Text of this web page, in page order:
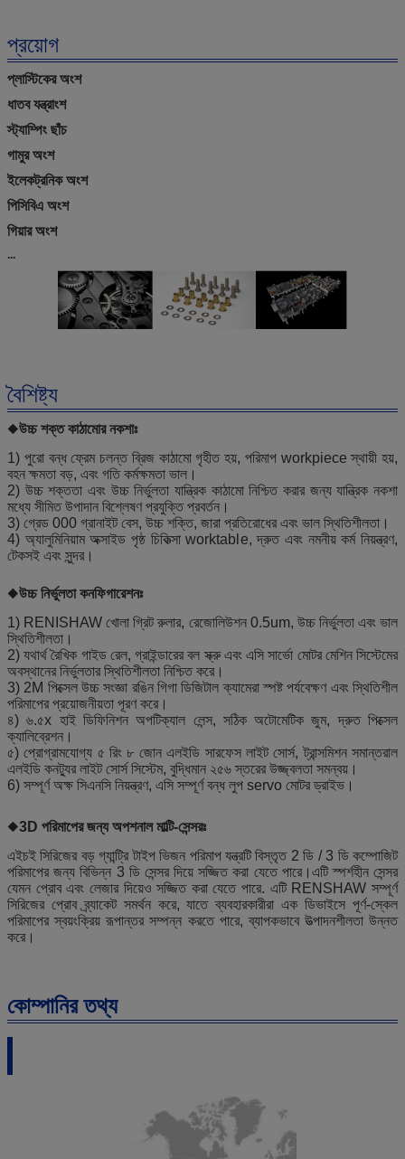
প্রয়োগ
প্লাস্টিকের অংশ
ধাতব যন্ত্রাংশ
স্ট্যাম্পিং ছাঁচ
গামুর অংশ
ইলেকট্রনিক অংশ
পিসিবিএ অংশ
গিয়ার অংশ
...
বৈশিষ্ট্য
◆উচ্চ শক্ত কাঠামোর নকশাঃ
1) পুরো বন্ধ ফ্রেম চলন্ত ব্রিজ কাঠামো গৃহীত হয়, পরিমাপ workpiece স্থায়ী হয়,
বহন ক্ষমতা বড়, এবং গতি কর্মক্ষমতা ভাল।
2) উচ্চ শক্ততা এবং উচ্চ নির্ভুলতা যান্ত্রিক কাঠামো নিশ্চিত করার জন্য যান্ত্রিক নকশা
মধ্যে সীমিত উপাদান বিশ্লেষণ প্রযুক্তি প্রবর্তন।
3) গ্রেড 000 গ্রানাইট বেস, উচ্চ শক্তি, জারা প্রতিরোধের এবং ভাল স্থিতিশীলতা।
4) অ্যালুমিনিয়াম অক্সাইড পৃষ্ঠ চিকিত্সা worktable, দ্রুত এবং নমনীয় কর্ম নিয়ন্ত্রণ,
টেকসই এবং সুন্দর।
◆উচ্চ নির্ভুলতা কনফিগারেশনঃ
1) RENISHAW খোলা গ্রিট রুলার, রেজোলিউশন 0.5um, উচ্চ নির্ভুলতা এবং ভাল
স্থিতিশীলতা।
2) যথার্থ রৈখিক গাইড রেল, গ্রাইন্ডারের বল স্ক্রু এবং এসি সার্ভো মোটর মেশিন সিস্টেমের
অবস্থানের নির্ভুলতার স্থিতিশীলতা নিশ্চিত করে।
3) 2M পিক্সেল উচ্চ সংজ্ঞা রঙিন গিগা ডিজিটাল ক্যামেরা স্পষ্ট পর্যবেক্ষণ এবং স্থিতিশীল
পরিমাপের প্রয়োজনীয়তা পূরণ করে।
৪) ৬.৫x হাই ডিফিনিশন অপটিক্যাল লেন্স, সঠিক অটোমেটিক জুম, দ্রুত পিক্সেল
ক্যালিব্রেশন।
৫) প্রোগ্রামযোগ্য ৫ রিং ৮ জোন এলইডি সারফেস লাইট সোর্স, ট্রান্সমিশন সমান্তরাল
এলইডি কনট্যুর লাইট সোর্স সিস্টেম, বুদ্ধিমান ২৫৬ স্তরের উজ্জ্বলতা সমন্বয়।
6) সম্পূর্ণ অক্ষ সিএনসি নিয়ন্ত্রণ, এসি সম্পূর্ণ বন্ধ লুপ servo মোটর ড্রাইভ।
◆3D পরিমাপের জন্য অপশনাল মাল্টি-সেন্সরঃ
এইচই সিরিজের বড় গ্যান্ট্রি টাইপ ভিজন পরিমাপ যন্ত্রটি বিস্তৃত 2 ডি / 3 ডি কম্পোজিট
পরিমাপের জন্য বিভিন্ন 3 ডি সেন্সর দিয়ে সজ্জিত করা যেতে পারে।এটি স্পর্শহীন সেন্সর
যেমন প্রোব এবং লেজার দিয়েও সজ্জিত করা যেতে পারে. এটি RENSHAW সম্পূর্ণ
সিরিজের প্রোব ব্র্যাকেট সমর্থন করে, যাতে ব্যবহারকারীরা এক ডিভাইসে পূর্ণ-স্কেল
পরিমাপের স্বয়ংক্রিয় রূপান্তর সম্পন্ন করতে পারে, ব্যাপকভাবে উত্পাদনশীলতা উন্নত
করে।
কোম্পানির তথ্য